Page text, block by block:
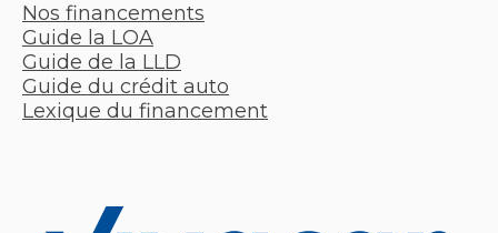
Nos financements
Guide la LOA
Guide de la LLD
Guide du crédit auto
Lexique du financement